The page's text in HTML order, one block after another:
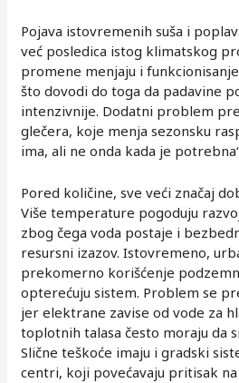
Pojava istovremenih suša i
već posledica istog klimatskog
promene menjaju i
što dovodi do toga da padavine
intenzivnije. Dodatni problem
glečera, koje menja sezonsku
ima, ali ne onda kada je
Pored količine, sve veći značaj
Više temperature pogoduju
zbog čega voda postaje i
resursni izazov. Istovremeno,
prekomerno korišćenje
opterećuju sistem. Problem se
jer elektrane zavise od vode za
toplotnih talasa često moraju da
Slične teškoće imaju i gradski
centri, koji povećavaju pritisak